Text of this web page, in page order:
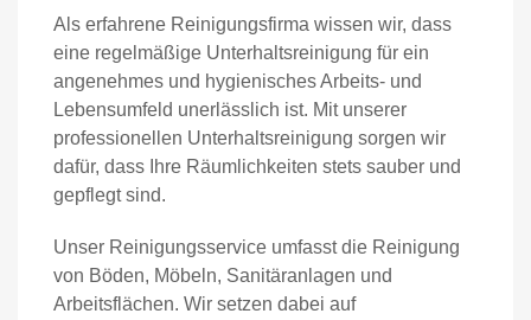
Als erfahrene Reinigungsfirma wissen wir, dass
eine regelmäßige Unterhaltsreinigung für ein
angenehmes und hygienisches Arbeits- und
Lebensumfeld unerlässlich ist. Mit unserer
professionellen Unterhaltsreinigung sorgen wir
dafür, dass Ihre Räumlichkeiten stets sauber und
gepflegt sind.
Unser Reinigungsservice umfasst die Reinigung
von Böden, Möbeln, Sanitäranlagen und
Arbeitsflächen. Wir setzen dabei auf